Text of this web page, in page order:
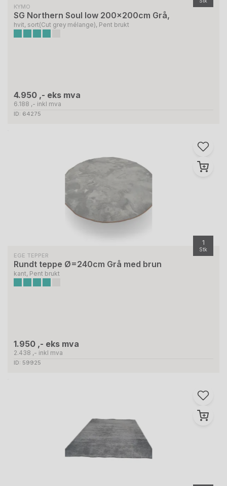
KYMO
SG Northern Soul low 200x200cm Grå,
hvit, sort(Cut grey mélange), Pent brukt
4.950 ,- eks mva
6.188 ,- inkl mva
ID: 64275
1
Stk
EGE TEPPER
Rundt teppe Ø=240cm Grå med brun
kant, Pent brukt
1.950 ,- eks mva
2.438 ,- inkl mva
ID: 59925